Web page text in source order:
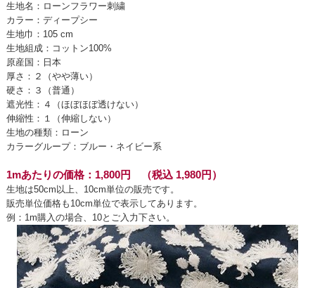
生地名：ローンフラワー刺繍
カラー：ディープシー
生地巾：105 cm
生地組成：コットン100%
原産国：日本
厚さ：２（やや薄い）
硬さ：３（普通）
遮光性：４（ほぼほぼ透けない）
伸縮性：１（伸縮しない）
生地の種類：ローン
カラーグループ：ブルー・ネイビー系
1mあたりの価格：1,800円 （税込 1,980円）
生地は50cm以上、10cm単位の販売です。
販売単位価格も10cm単位で表示してあります。
例：1m購入の場合、10とご入力下さい。